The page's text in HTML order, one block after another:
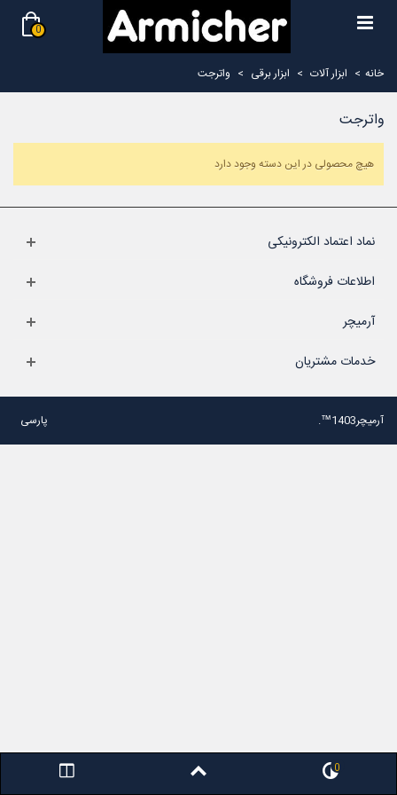
0
خانه > ابزار آلات > ابزار برقی > واترجت
واترجت
هیچ محصولی در این دسته وجود دارد
نماد اعتماد الکترونیکی
اطلاعات فروشگاه
آرمیچر
خدمات مشتریان
پارسی آرمیچر1403™.
0